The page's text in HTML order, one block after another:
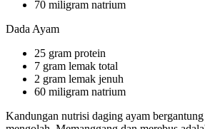
70 miligram natrium
Dada Ayam
25 gram protein
7 gram lemak total
2 gram lemak jenuh
60 miligram natrium
Kandungan nutrisi daging ayam